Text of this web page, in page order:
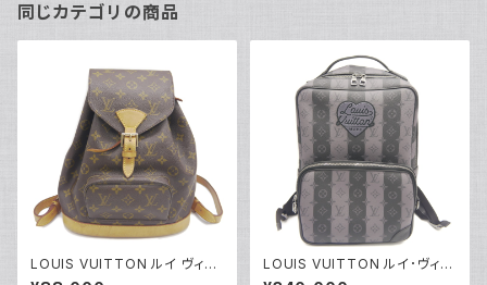
同じカテゴリの商品
LOUIS VUITTON ルイ ヴィト
ン モンスリMM モノグラム リュ
LOUIS VUITTON ルイ･ヴィト
ン モノグラム ストライプ エクリ